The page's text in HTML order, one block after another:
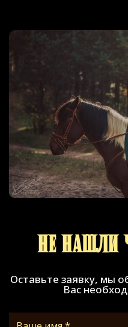
Не нашли
Оставьте заявку, мы
Вас